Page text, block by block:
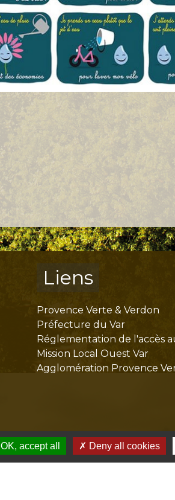
Liens
Provence Verte & Verdon
Préfecture du Var
Réglementation de l'accès
Mission Local Ouest Var
Agglomération Provence
OK, accept all Deny all cookies